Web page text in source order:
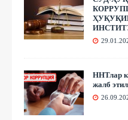
ННТлар
жалб